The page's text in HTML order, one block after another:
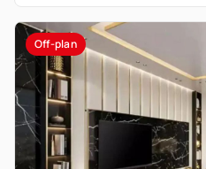
Off-plan